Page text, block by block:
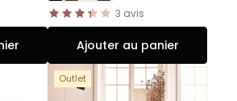
3 avis
Ajouter au panier
Outlet